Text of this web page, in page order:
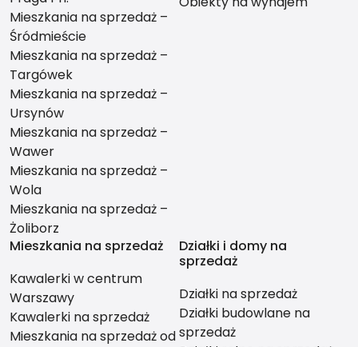
Mieszkania na sprzedaż –
Śródmieście
Mieszkania na sprzedaż –
Targówek
Mieszkania na sprzedaż –
Ursynów
Mieszkania na sprzedaż –
Wawer
Mieszkania na sprzedaż –
Wola
Mieszkania na sprzedaż –
Żoliborz
Mieszkania na sprzedaż
Kawalerki w centrum
Warszawy
Kawalerki na sprzedaż
Mieszkania na sprzedaż od
Działki i domy na
sprzedaż
Działki na sprzedaż
Działki budowlane na
sprzedaż